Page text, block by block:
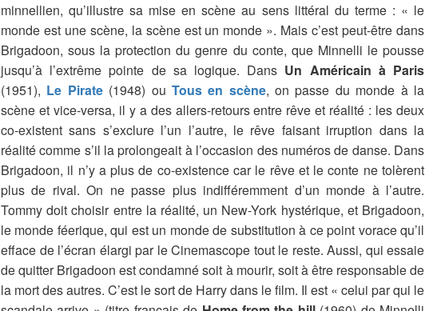
minnellien, qu’illustre sa mise en scène au sens littéral du terme : « le
monde est une scène, la scène est un monde ». Mais c’est peut-être dans
Brigadoon, sous la protection du genre du conte, que Minnelli le pousse
jusqu’à l’extrême pointe de sa logique. Dans Un Américain à Paris
(1951), Le Pirate(1948) ou Tous en scène, on passe du monde à la
scène et vice-versa, il y a des allers-retours entre rêve et réalité : les deux
co-existent sans s’exclure l’un l’autre, le rêve faisant irruption dans la
réalité comme s’il la prolongeait à l’occasion des numéros de danse. Dans
Brigadoon, il n’y a plus de co-existence car le rêve et le conte ne tolèrent
plus de rival. On ne passe plus indifféremment d’un monde à l’autre.
Tommy doit choisir entre la réalité, un New-York hystérique, et Brigadoon,
le monde féerique, qui est un monde de substitution à ce point vorace qu’il
efface de l’écran élargi par le Cinemascope tout le reste. Aussi, qui essaie
de quitter Brigadoon est condamné soit à mourir, soit à être responsable de
la mort des autres. C’est le sort de Harry dans le film. Il est « celui par qui le